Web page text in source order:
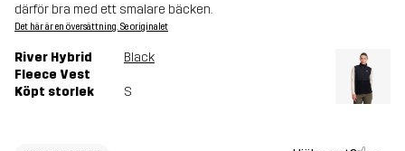
därför bra med ett smalare bäcken.
Det här är en översättning. Se originalet
River Hybrid
Fleece Vest
Black
Köpt storlek S